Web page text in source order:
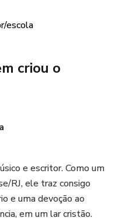
escola
criou o
e escritor. Como um
RJ, ele traz consigo
e uma devoção ao
em um lar cristão.